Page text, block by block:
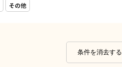
その他
条件を消去する